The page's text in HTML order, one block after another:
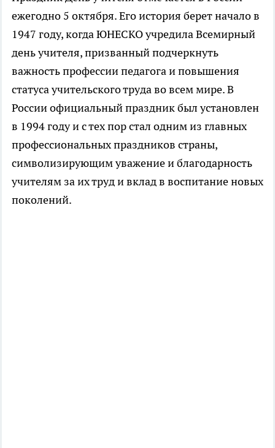
ежегодно 5 октября. Его история берет начало в
1947 году, когда ЮНЕСКО учредила Всемирный
день учителя, призванный подчеркнуть
важность профессии педагога и повышения
статуса учительского труда во всем мире. В
России официальный праздник был установлен
в 1994 году и с тех пор стал одним из главных
профессиональных праздников страны,
символизирующим уважение и благодарность
учителям за их труд и вклад в воспитание новых
поколений.